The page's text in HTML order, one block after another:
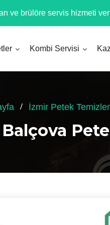
ve brülöre servis hizmeti
Kombi Servisi
İzmir Petek
Balçova